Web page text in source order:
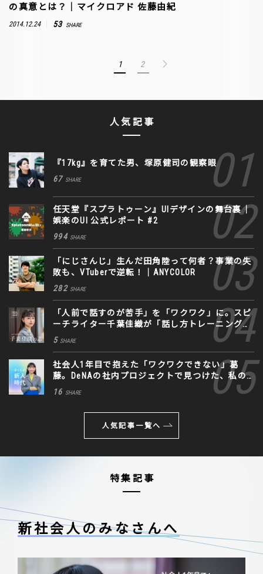
の真意とは？｜マイクロアド 佐藤由紀
2014.12.24 53 SHARE
1 2
人気記事
『17kg』を育てた男、塚原健司の観察眼
67 SHARE
任天堂『スプラトゥーン』UIデザインの舞台裏｜
娯楽のUI 公式レポート #2
994 SHARE
「にじさんじ」生んだ田角陸って何者？事業の失
敗も、VTuberで逆転！｜ANYCOLOR
282 SHARE
「人前で話すのが苦手」を「ワクワク」に。スピ
ーチライター千葉佳織が「話し方トレーニング」
に込めた思い
5 SHARE
社会人1年目で抱えた「ワクワクできない」葛
藤。DeNAの社内プロジェクトで見つけた、私の
生きる道
16 SHARE
人気記事一覧へ
特集記事
新社会人のみなさんへ